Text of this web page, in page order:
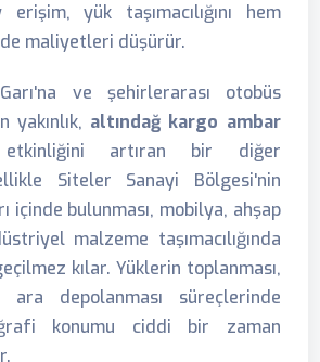
yük taşımacılığını hem
de maliyetleri düşürür.
ve şehirlerarası otobüs
yakınlık, altındağ kargo ambar
etkinliğini artıran bir diğer
Siteler Sanayi Bölgesi'nin
içinde bulunması, mobilya, ahşap
malzeme taşımacılığında
kılar. Yüklerin toplanması,
ara depolanması süreçlerinde
konumu ciddi bir zaman